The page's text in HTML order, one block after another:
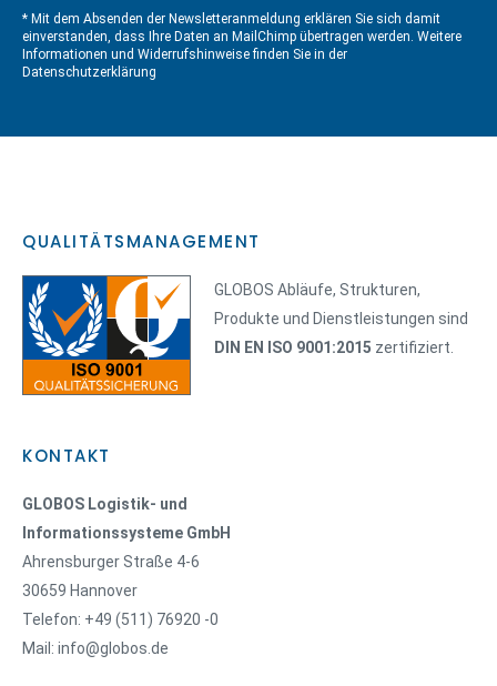
* Mit dem Absenden der Newsletteranmeldung erklären Sie sich damit
einverstanden, dass Ihre Daten an MailChimp übertragen werden. Weitere
Informationen und Widerrufshinweise finden Sie in der
Datenschutzerklärung
QUALITÄTSMANAGEMENT
GLOBOS Abläufe, Strukturen,
Produkte und Dienstleistungen sind
DIN EN ISO 9001:2015 zertifiziert.
KONTAKT
GLOBOS Logistik- und
Informationssysteme GmbH
Ahrensburger Straße 4-6
30659 Hannover
Telefon: +49 (511) 76920 -0
Mail: info@globos.de